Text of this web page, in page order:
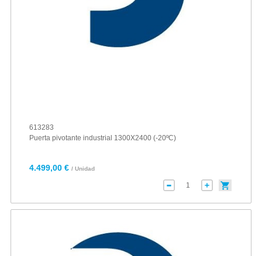
613283
Puerta pivotante industrial 1300X2400 (-20ºC)
4.499,00 € / Unidad